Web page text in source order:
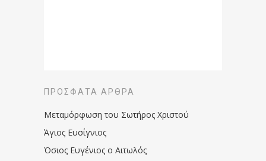
ΠΡΌΣΦΑΤΑ ΆΡΘΡΑ
Μεταμόρφωση του Σωτήρος Χριστού
Άγιος Ευσίγνιος
Όσιος Ευγένιος ο Αιτωλός